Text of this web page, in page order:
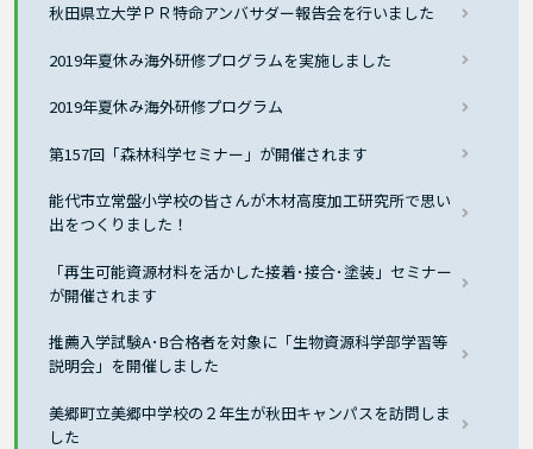
秋田県立大学ＰＲ特命アンバサダー報告会を行いました
2019年夏休み海外研修プログラムを実施しました
2019年夏休み海外研修プログラム
第157回「森林科学セミナー」が開催されます
能代市立常盤小学校の皆さんが木材高度加工研究所で思い
出をつくりました！
「再生可能資源材料を活かした接着･接合･塗装」セミナー
が開催されます
推薦入学試験A･B合格者を対象に「生物資源科学部学習等
説明会」を開催しました
美郷町立美郷中学校の２年生が秋田キャンパスを訪問しま
した